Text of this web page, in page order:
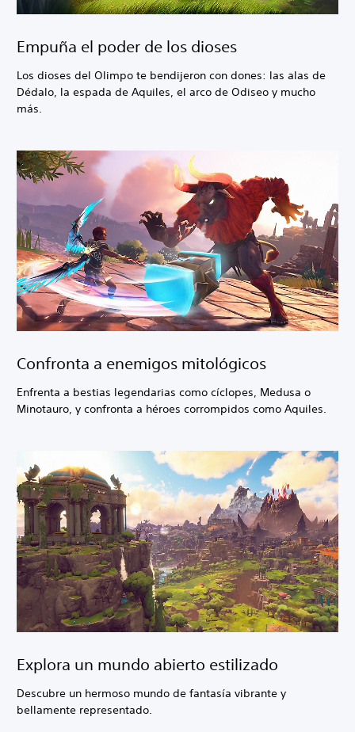
Empuña el poder de los dioses
Los dioses del Olimpo te bendijeron con dones: las alas de
Dédalo, la espada de Aquiles, el arco de Odiseo y mucho
más.
Confronta a enemigos mitológicos
Enfrenta a bestias legendarias como cíclopes, Medusa o
Minotauro, y confronta a héroes corrompidos como Aquiles.
Explora un mundo abierto estilizado
Descubre un hermoso mundo de fantasía vibrante y
bellamente representado.